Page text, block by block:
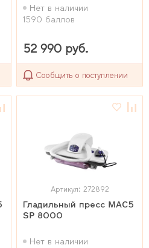
Нет в наличии
1590 баллов
52 990 руб.
Сообщить о поступлении
Артикул: 272892
Гладильный пресс MAC5
SP 8000
Нет в наличии